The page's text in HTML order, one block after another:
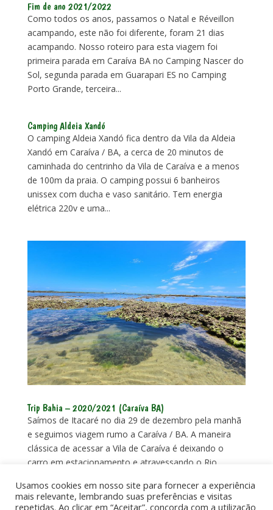
Fim de ano 2021/2022
Como todos os anos, passamos o Natal e Réveillon
acampando, este não foi diferente, foram 21 dias
acampando. Nosso roteiro para esta viagem foi
primeira parada em Caraíva BA no Camping Nascer do
Sol, segunda parada em Guarapari ES no Camping
Porto Grande, terceira...
Camping Aldeia Xandó
O camping Aldeia Xandó fica dentro da Vila da Aldeia
Xandó em Caraíva / BA, a cerca de 20 minutos de
caminhada do centrinho da Vila de Caraíva e a menos
de 100m da praia. O camping possui 6 banheiros
unissex com ducha e vaso sanitário. Tem energia
elétrica 220v e uma...
Trip Bahia – 2020/2021 (Caraíva BA)
Saímos de Itacaré no dia 29 de dezembro pela manhã
e seguimos viagem rumo a Caraíva / BA. A maneira
clássica de acessar a Vila de Caraíva é deixando o
carro em estacionamento e atravessando o Rio
mais longo que passa...
Usamos cookies em nosso site para fornecer a experiência
mais relevante, lembrando suas preferências e visitas
repetidas. Ao clicar em “Aceitar”, concorda com a utilização